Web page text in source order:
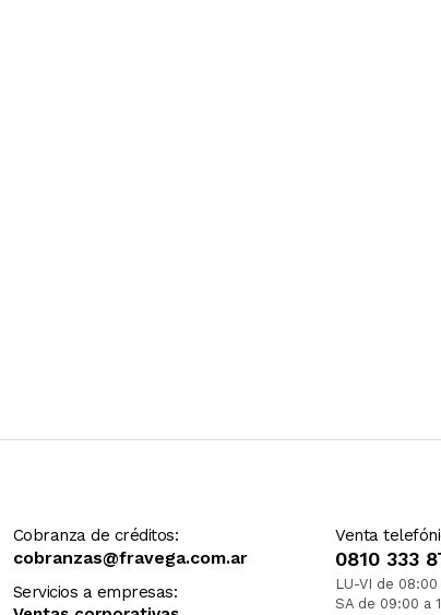
Cobranza de créditos:
cobranzas@fravega.com.ar
Servicios a empresas:
Venta
0810 333
LU-VI de
SA de 09:00 a